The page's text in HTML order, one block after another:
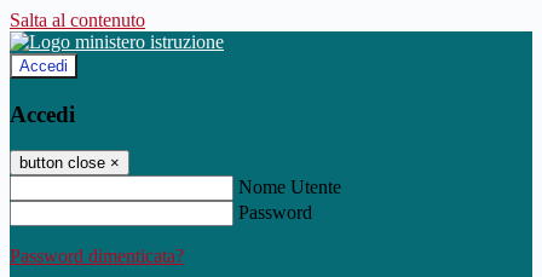
Salta al contenuto
Accedi
Accedi
button close ×
Nome Utente
Password
Password dimenticata?